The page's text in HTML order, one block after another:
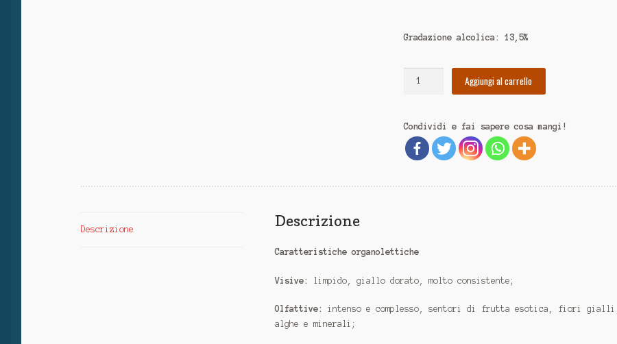
Gradazione alcolica: 13,5%
Aggiungi al carrello
Condividi e fai sapere cosa mangi!
Descrizione Descrizione
Caratteristiche organolettiche
Visive: limpido, giallo dorato, molto consistente;
Olfattive:
intenso e complesso, sentori di frutta esotica, fiori gialli,
alghe e minerali;